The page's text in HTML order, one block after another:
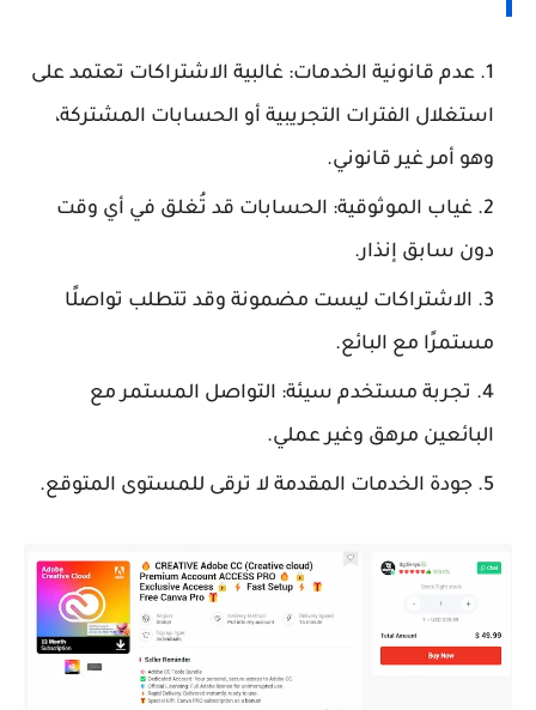
عدم قانونية الخدمات: غالبية الاشتراكات تعتمد على
استغلال الفترات التجريبية أو الحسابات المشتركة،
وهو أمر غير قانوني.
غياب الموثوقية: الحسابات قد تُغلق في أي وقت
دون سابق إنذار.
الاشتراكات ليست مضمونة وقد تتطلب تواصلًا
مستمرًا مع البائع.
تجربة مستخدم سيئة: التواصل المستمر مع
البائعين مرهق وغير عملي.
جودة الخدمات المقدمة لا ترقى للمستوى المتوقع.